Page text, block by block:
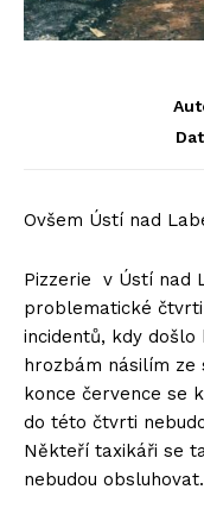
Ovšem Ústí nad
Pizzerie v Ústí nad
problematické
incidentů, kdy došlo
hrozbám násilím
konce července se
do této čtvrti
Někteří taxikáři se
nebudou obsluhovat.